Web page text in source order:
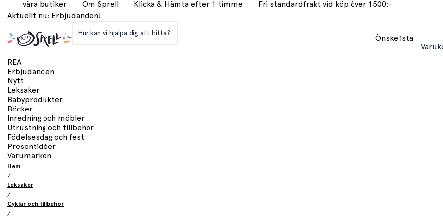
våra butiker Om Sprell Klicka & Hämta efter 1 timme
Fri standardfrakt vid köp över 1500:-
Aktuellt nu: Erbjudanden!
Hur kan vi hjälpa dig att hitta?
Önskelista
REA
Erbjudanden
Nytt
Leksaker
Babyprodukter
Böcker
Inredning och möbler
Utrustning och tillbehör
Födelsesdag och fest
Presentidéer
Varumärken
Hem
/
Leksaker
/
Cyklar och tillbehör
/